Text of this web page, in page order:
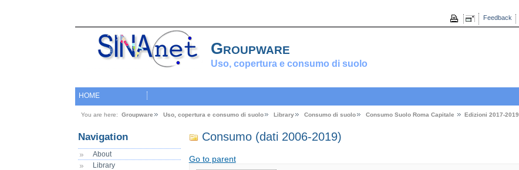
Feedback
Groupware
Uso, copertura e consumo di suolo
HOME
You are here: Groupware Uso, copertura e consumo di suolo Library Consumo di suolo Consumo Suolo Roma Capitale Edizioni 2017-2019
Navigation
About
Library
Consumo (dati 2006-2019)
Go to parent